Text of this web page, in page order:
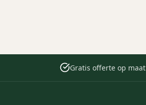
Gratis offerte op maat